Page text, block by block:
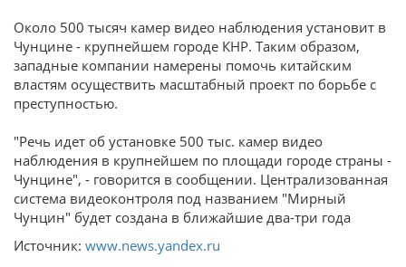
Около 500 тысяч камер видео наблюдения установит в
Чунцине - крупнейшем городе КНР. Таким образом,
западные компании намерены помочь китайским
властям осуществить масштабный проект по борьбе с
преступностью.
"Речь идет об установке 500 тыс. камер видео
наблюдения в крупнейшем по площади городе страны -
Чунцине", - говорится в сообщении. Централизованная
система видеоконтроля под названием "Мирный
Чунцин" будет создана в ближайшие два-три года
Источник: www.news.yandex.ru